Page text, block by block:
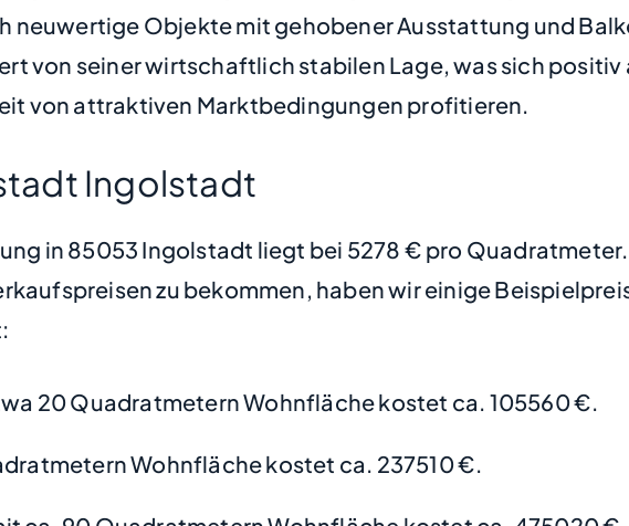
Objekte mit gehobener Ausstattung und
von seiner wirtschaftlich stabilen Lage, was sich
von attraktiven Marktbedingungen profitieren.
Ingolstadt
in 85053 Ingolstadt liegt bei 5278 € pro Quadratmeter.
zu bekommen, haben wir einige
20 Quadratmetern Wohnfläche kostet ca. 105560 €.
Wohnfläche kostet ca. 237510 €.